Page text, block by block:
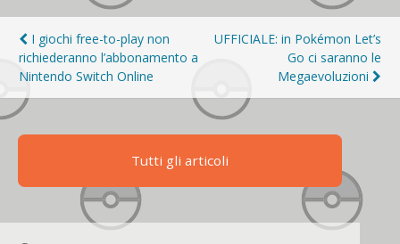
Navigazione
articoli
I giochi free-to-play non
richiederanno l’abbonamento a
Nintendo Switch Online
UFFICIALE: in Pokémon Let’s
Go ci saranno le
Megaevoluzioni
Tutti gli articoli